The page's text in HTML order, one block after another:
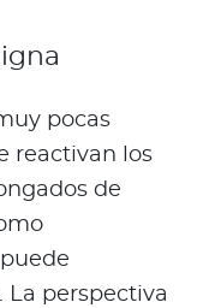
pocas
reactivan los
de
perspectiva